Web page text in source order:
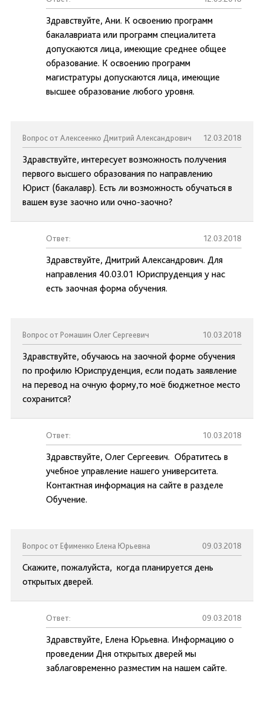
Здравствуйте, Ани. К освоению программ
бакалавриата или программ специалитета
допускаются лица, имеющие среднее общее
образование. К освоению программ
магистратуры допускаются лица, имеющие
высшее образование любого уровня.
Вопрос от Алексеенко Дмитрий Александрович 12.03.2018
Здравствуйте, интересует возможность получения
первого высшего образования по направлению
Юрист (бакалавр). Есть ли возможность обучаться в
вашем вузе заочно или очно-заочно?
Ответ: 12.03.2018
Здравствуйте, Дмитрий Александрович. Для
направления 40.03.01 Юриспруденция у нас
есть заочная форма обучения.
Вопрос от Ромашин Олег Сергеевич 10.03.2018
Здравствуйте, обучаюсь на заочной форме обучения
по профилю Юриспруденция, если подать заявление
на перевод на очную форму,то моё бюджетное место
сохранится?
Ответ: 10.03.2018
Здравствуйте, Олег Сергеевич. Обратитесь в
учебное управление нашего университета.
Контактная информация на сайте в разделе
Обучение.
Вопрос от Ефименко Елена Юрьевна 09.03.2018
Скажите, пожалуйста, когда планируется день
открытых дверей.
Ответ: 09.03.2018
Здравствуйте, Елена Юрьевна. Информацию о
проведении Дня открытых дверей мы
заблаговременно разместим на нашем сайте.